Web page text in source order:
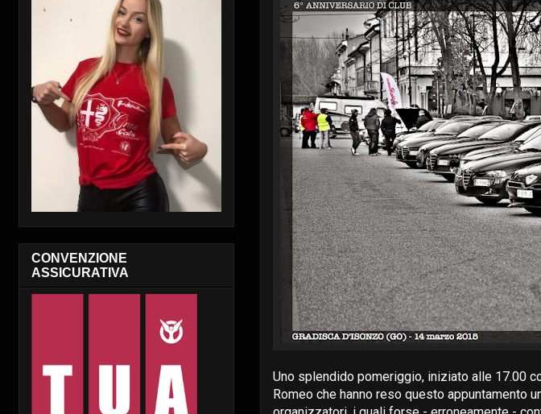
Uno splendido pomeriggio, iniziato alle 17.00
Romeo che hanno reso questo appuntamento
CONVENZIONE
ASSICURATIVA